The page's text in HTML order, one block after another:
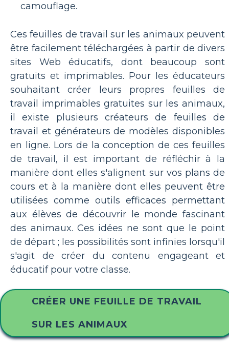
camouflage.
Ces feuilles de travail sur les animaux peuvent
être facilement téléchargées à partir de divers
sites Web éducatifs, dont beaucoup sont
gratuits et imprimables. Pour les éducateurs
souhaitant créer leurs propres feuilles de
travail imprimables gratuites sur les animaux,
il existe plusieurs créateurs de feuilles de
travail et générateurs de modèles disponibles
en ligne. Lors de la conception de ces feuilles
de travail, il est important de réfléchir à la
manière dont elles s'alignent sur vos plans de
cours et à la manière dont elles peuvent être
utilisées comme outils efficaces permettant
aux élèves de découvrir le monde fascinant
des animaux. Ces idées ne sont que le point
de départ ; les possibilités sont infinies lorsqu'il
s'agit de créer du contenu engageant et
éducatif pour votre classe.
CRÉER UNE FEUILLE DE TRAVAIL
SUR LES ANIMAUX